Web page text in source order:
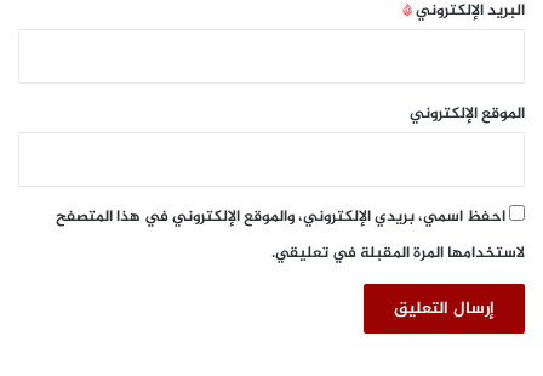
ه
و
ي
ة
و
ا
ن
البريد الإلكتروني*
الموقع الإلكتروني
احفظ اسمي، بريدي الإلكتروني، والموقع الإلكتروني في هذا المتصفح
لاستخدامها المرة المقبلة في تعليقي.